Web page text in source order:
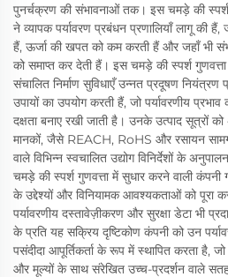
पुनर्चक्रण की संभावनाओं तक। इस चमड़े की स्पर्श
ने व्यापक पर्यावरण प्रबंधन प्रणालियाँ लागू की
हैं, ऊर्जा की खपत को कम करती हैं और जहाँ भी
को समाप्त कर देती हैं। इस चमड़े की स्पर्श गुणवत्ता
संचालित निर्माण सुविधाएँ उन्नत प्रदूषण नियंत्रण
उपायों का उपयोग करती हैं, जो पर्यावरणीय
दक्षता बनाए रखी जाती है। उनके उत्पाद सूत्रों को
मानकों, जैसे REACH, RoHS और रसायन
वाले विभिन्न स्वचालित उद्योग विनिर्देशों के
चमड़े की स्पर्श गुणवत्ता में सुधार करने वाली
के उद्देश्यों और विनियामक आवश्यकताओं को पूरा
पर्यावरणीय दस्तावेज़ीकरण और सुरक्षा डेटा भी
के प्रति यह सक्रिय दृष्टिकोण कंपनी को उन
पसंदीदा आपूर्तिकर्ता के रूप में स्थापित करता है,
और मूल्यों के साथ संरेखित उच्च-प्रदर्शन वाले